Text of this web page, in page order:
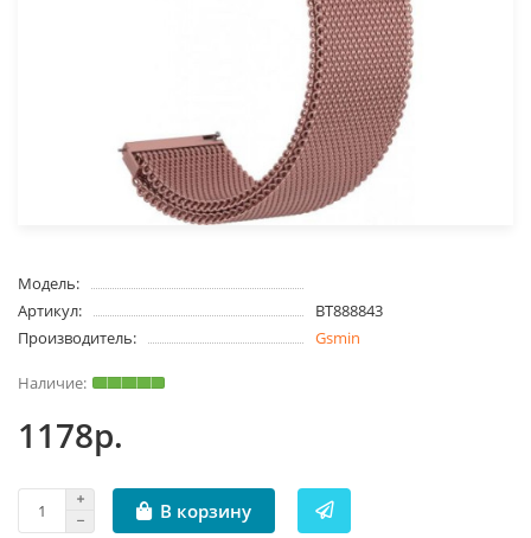
Модель:
Артикул:
BT888843
Производитель:
Gsmin
1178р.
В корзину